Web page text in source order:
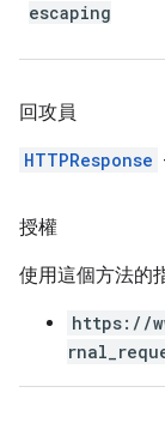
escaping
回攻員
HTTPResponse
授權
使用這個方法的
https://